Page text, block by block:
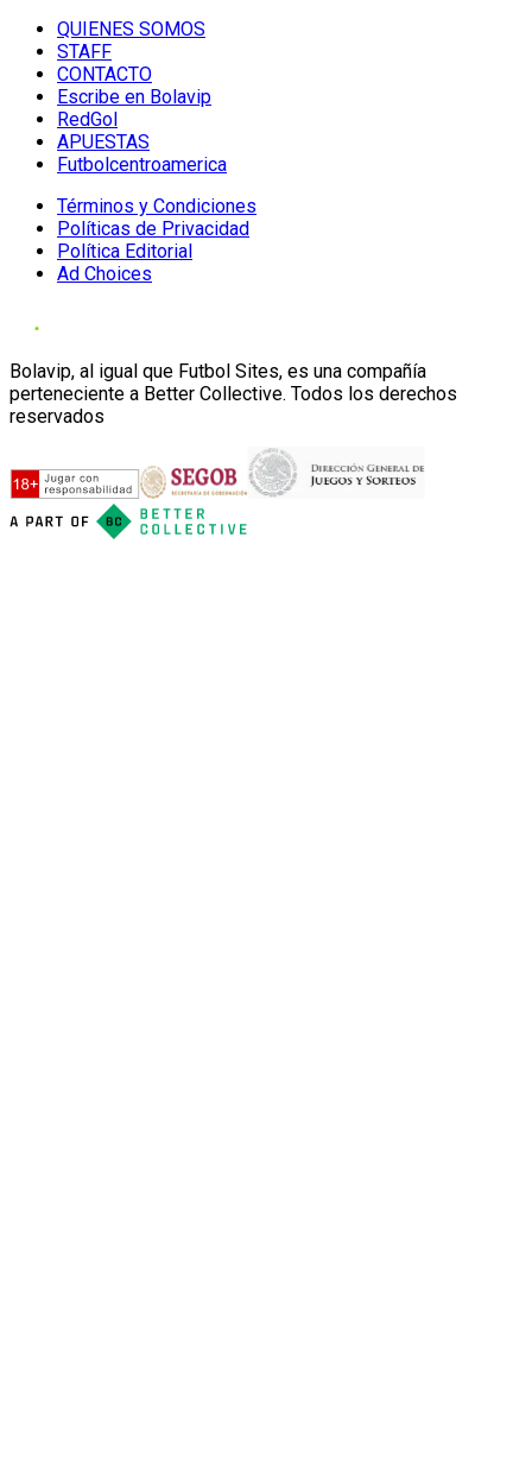
QUIENES SOMOS
STAFF
CONTACTO
Escribe en Bolavip
RedGol
APUESTAS
Futbolcentroamerica
Términos y Condiciones
Políticas de Privacidad
Política Editorial
Ad Choices
Bolavip, al igual que Futbol Sites, es una compañía
perteneciente a Better Collective. Todos los derechos
reservados